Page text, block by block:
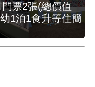
票2張(總價值
1泊1食升等住簡